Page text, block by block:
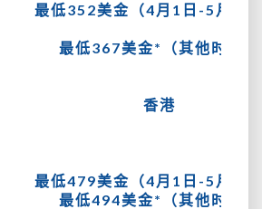
最低352美金（4月1日-5月18
最低367美金*（其他时间）
香港
最低479美金（4月1日-5月18
最低494美金*（其他时间）